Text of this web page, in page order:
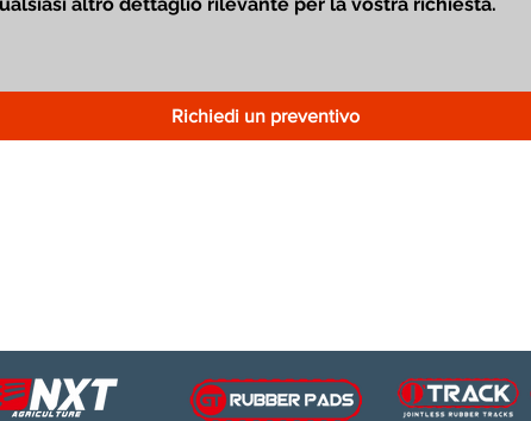
Richiedi un preventivo